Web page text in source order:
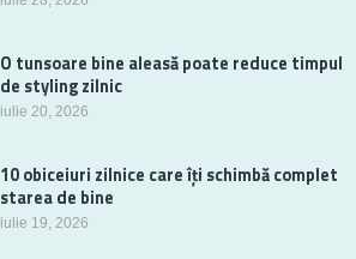
O tunsoare bine aleasă poate reduce timpul
de styling zilnic
iulie 20, 2026
10 obiceiuri zilnice care îți schimbă complet
starea de bine
iulie 19, 2026